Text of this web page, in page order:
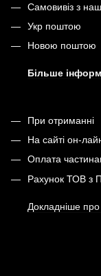
Самовивіз з
Укр поштою
Новою поштою
Більше
При отриманні
На сайті он-
Оплата
Рахунок ТОВ з
Докладніше